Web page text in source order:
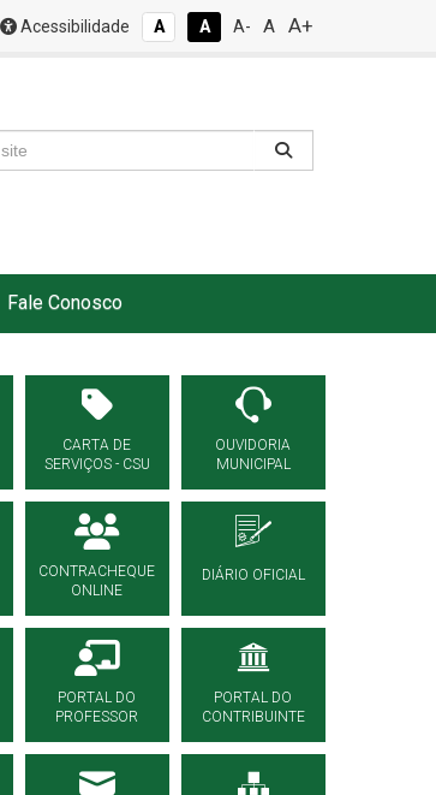
Acessibilidade A A A- A A+
Fale Conosco
CARTA DE
SERVIÇOS - CSU
OUVIDORIA
MUNICIPAL
CONTRACHEQUE
ONLINE
DIÁRIO OFICIAL
PORTAL DO
PROFESSOR
PORTAL DO
CONTRIBUINTE